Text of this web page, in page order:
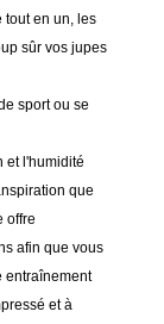
tout en un, les
sûr vos jupes
sport ou se
et l'humidité
que
offre
afin que vous
entraînement
et à